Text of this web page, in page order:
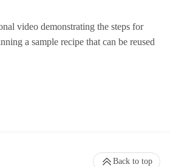
video demonstrating the steps for
a sample recipe that can be reused
Back to top